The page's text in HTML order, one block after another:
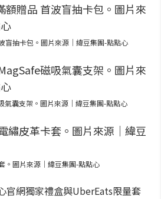
抽卡包。圖片來源｜緯豆集團-點點心
囊支架。圖片來源｜緯豆集團-點點心
。圖片來源｜緯豆集團-點點心
官網獨家禮盒與UberEats限量套